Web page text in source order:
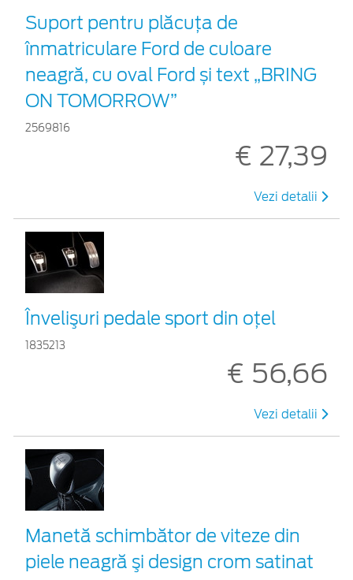
Suport pentru plăcuța de
înmatriculare Ford de culoare
neagră, cu oval Ford și text „BRING
ON TOMORROW”
2569816
€ 27,39
Vezi detalii
Învelişuri pedale sport din oţel
1835213
€ 56,66
Vezi detalii
Manetă schimbător de viteze din
piele neagră şi design crom satinat